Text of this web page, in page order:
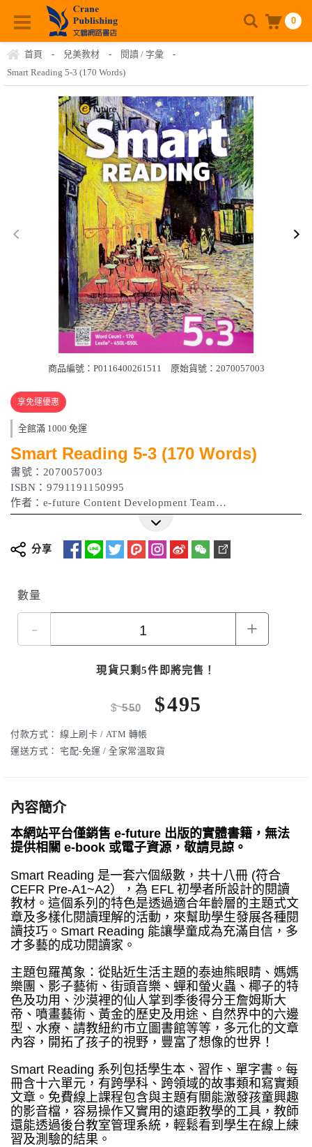
0
首頁 - 兒美教材 - 閱讀 / 字彙
-
Smart Reading 5-3 (170 Words)
商品編號：P0116400261511 原始貨號：2070057003
享免運優惠
全館滿 1000 免運
Smart Reading 5-3 (170 Words)
書號：2070057003
ISBN：9791191150995
作者：e-future Content Development Team
出版日期：2022年
分享
數量
- +
現貨只剩5件即將完售！
$550 $495
付款方式： 線上刷卡 / ATM 轉帳
運送方式：
宅配-免運 / 全家常溫取貨
內容簡介
本網站平台僅銷售 e-future 出版的實體書籍，無法
提供相關 e-book 或電子資源，敬請見諒。
Smart Reading 是一套六個級數，共十八冊 (符合
CEFR Pre-A1~A2），為 EFL 初學者所設計的閱讀
教材。這個系列的特色是透過適合年齡層的主題式文
章及多樣化閱讀理解的活動，來幫助學生發展各種閱
讀技巧。Smart Reading 能讓學童成為充滿自信，多
才多藝的成功閱讀家。
主題包羅萬象：從貼近生活主題的泰迪熊眼睛、媽媽
樂團、影子藝術、街頭音樂、蟬和螢火蟲、椰子的特
色及功用、沙漠裡的仙人掌到季後得分王詹姆斯大
帝、噴畫藝術、黃金的歷史及用途、自然界中的六邊
型、水療、請教紐約市立圖書館等等，多元化的文章
內容，開拓了孩子的視野，豐富了想像的世界！
Smart Reading 系列包括學生本、習作、單字書。每
冊含十六單元，有跨學科、跨領域的故事類和寫實類
文章。免費線上課程包含與主題有關能激發孩童興趣
的影音檔，容易操作又實用的遠距教學的工具，教師
還能透過後台教室管理系統，輕鬆看到學生在線上練
習及測驗的結果。